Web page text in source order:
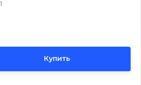
Купить